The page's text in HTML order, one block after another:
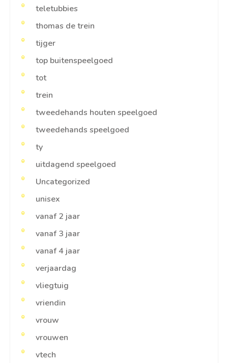
teletubbies
thomas de trein
tijger
top buitenspeelgoed
tot
trein
tweedehands houten speelgoed
tweedehands speelgoed
ty
uitdagend speelgoed
Uncategorized
unisex
vanaf 2 jaar
vanaf 3 jaar
vanaf 4 jaar
verjaardag
vliegtuig
vriendin
vrouw
vrouwen
vtech